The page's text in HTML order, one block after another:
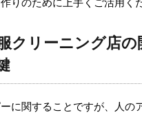
りのために上手くご活用く
クリーニング店
に関することですが、人の